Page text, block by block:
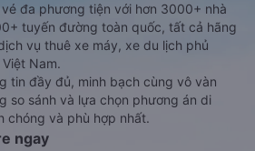
đa phương tiện với hơn 3000+ nhà
tuyến đường toàn quốc, tất cả hãng
vụ thuê xe máy, xe du lịch phủ
Nam.
tin đầy đủ, minh bạch cùng vô vàn
so sánh và lựa chọn phương án di
chóng và phù hợp nhất.
ngay